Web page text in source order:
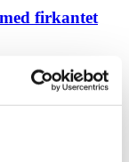
firkantet